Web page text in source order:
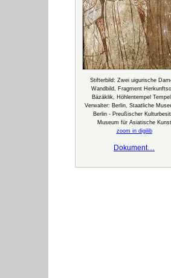
Stifterbild: Zwei uigurische
Wandbild, Fragment
Bäzäklik, Höhlentempel
Verwalter: Berlin, Staatliche
Berlin - Preußischer
Museum für Asiatische Kunst
zoom in digilib
Dokument…